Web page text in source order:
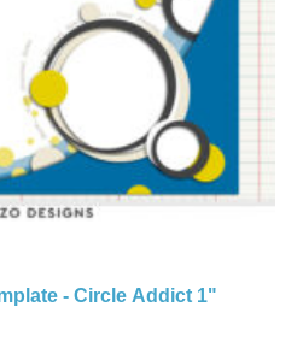
- Circle Addict 1"